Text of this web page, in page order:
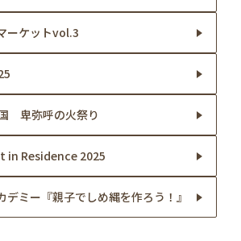
ーケットvol.3
卑弥呼の火祭り
in Residence 2025
デミー『親子でしめ縄を作ろう！』